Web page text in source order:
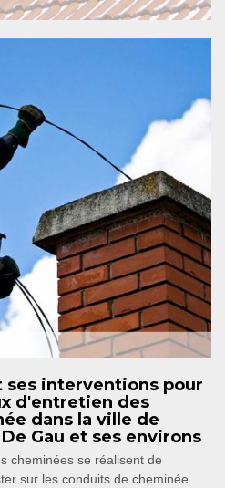
ses interventions pour
d'entretien des
dans la ville de
Gau et ses environs
cheminées se réalisent de
sur les conduits de cheminée